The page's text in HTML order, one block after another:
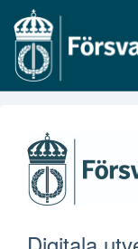
Våra tillfällen
Bokningsvillkor